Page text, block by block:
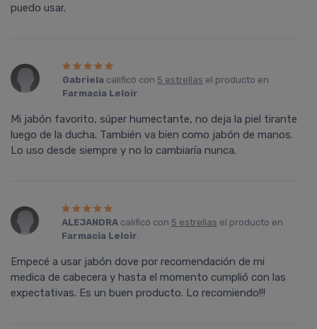
puedo usar.
Gabriela calificó con 5 estrellas el producto en
Farmacia Leloir.
Mi jabón favorito, súper humectante, no deja la piel tirante
luego de la ducha. También va bien como jabón de manos.
Lo uso desde siempre y no lo cambiaría nunca.
ALEJANDRAcalificó con 5 estrellas el producto en
Farmacia Leloir.
Empecé a usar jabón dove por recomendación de mi
medica de cabecera y hasta el momento cumplió con las
expectativas. Es un buen producto. Lo recomiendo!!!